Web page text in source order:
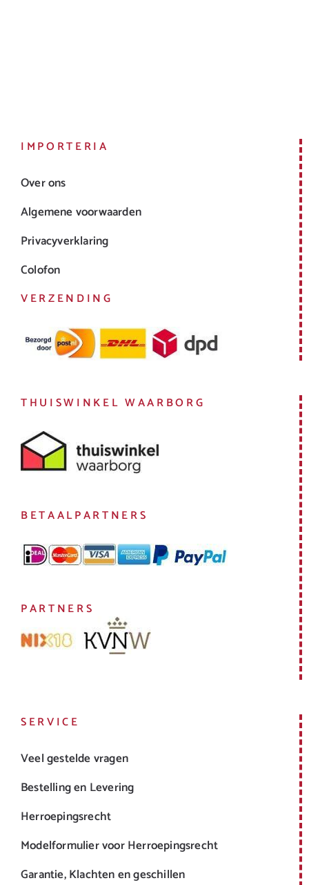
IMPORTERIA
Over ons
Algemene voorwaarden
Privacyverklaring
Colofon
VERZENDING
THUISWINKEL WAARBORG
BETAALPARTNERS
PARTNERS
SERVICE
Veel gestelde vragen
Bestelling en Levering
Herroepingsrecht
Modelformulier voor Herroepingsrecht
Garantie, Klachten en geschillen